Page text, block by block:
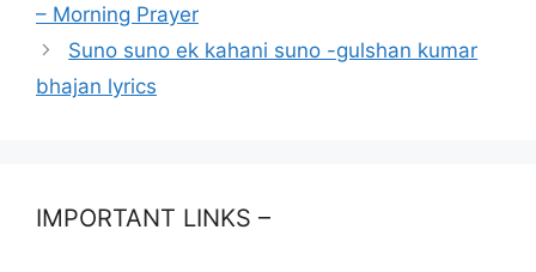
– Morning Prayer
Suno suno ek kahani suno -gulshan kumar
bhajan lyrics
IMPORTANT LINKS –